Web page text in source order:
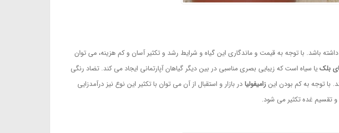
باشد. با توجه به قیمت و ماندگاری این گیاه و شرایط رشد و تکثیر آسان و کم هزینه، می توان
بلکیا سیاه است که زیبایی بصری مناسبی در بین دیگر گیاهان آپارتمانی ایجاد می کند. تضاد رنگی
با توجه به کم بودن اینزامیفولیادر بازار و استقبال از آن می توان با تکثیر این نوع نیز درآمدزایی
و تقسیم غده تکثیر می شود.